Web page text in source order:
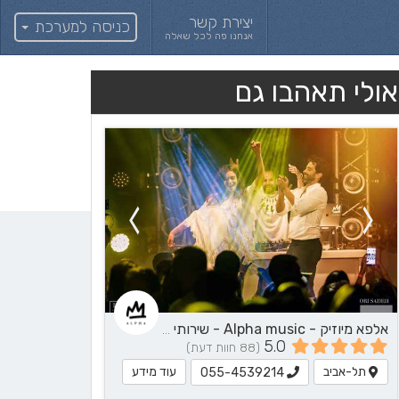
יצירת קשר
אנחנו פה לכל שאלה כניסה למערכת
אולי תאהבו גם
אלפא מיוזיק - Alpha music - שירותי מוזיקה
5.0 (88 חוות דעת)
תל-אביב 055-4539214 עוד מידע